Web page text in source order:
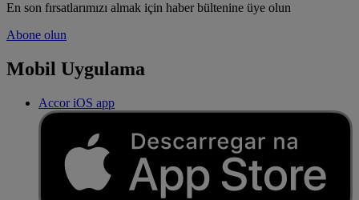
En son fırsatlarımızı almak için haber bültenine üye olun
Abone olun
Mobil Uygulama
Accor iOS app